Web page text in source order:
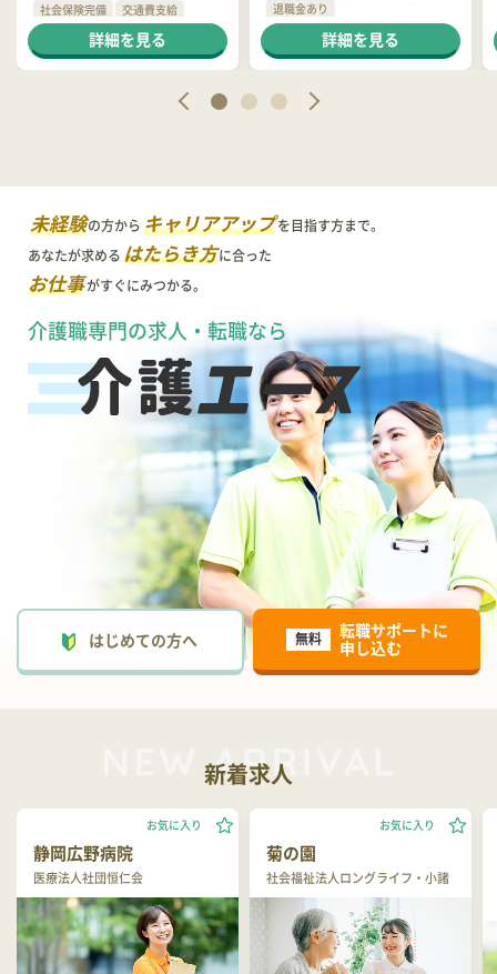
社会保険完備
交通費支給
退職金あり詳細を見る
退職金あり
詳細を見る
未経験の方からキャリアアップを目指す方まで。
あなたが求めるはたらき方に合った
お仕事がすぐにみつかる。
介護職専門の求人・転職なら
はじめての方へ 無料
転職サポートに
申し込む
新着求人
静岡広野病院
医療法人社団恒仁会
お気に入り
菊の園
社会福祉法人ロングライフ・小諸
お気に入り